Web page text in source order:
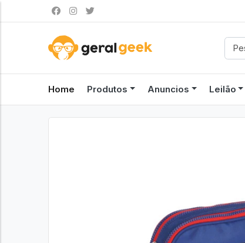
Home Produtos Anuncios Leilão